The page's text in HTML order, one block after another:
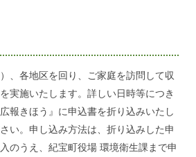
、各地区を回り、ご家庭を訪問して収
実施いたします。詳しい日時等につき
報きほう』に申込書を折り込みいたし
い。申し込み方法は、折り込みした申
のうえ、紀宝町役場 環境衛生課まで申